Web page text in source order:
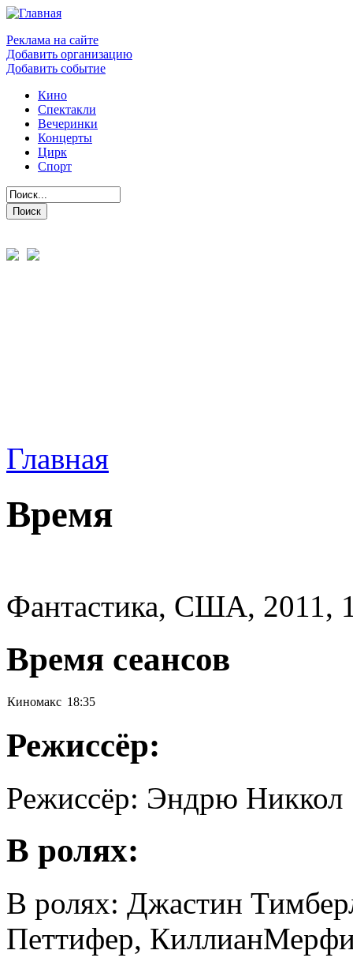
Реклама на сайте
Добавить организацию
Добавить событие
Кино
Спектакли
Вечеринки
Концерты
Цирк
Спорт
Главная
Время
Фантастика, США, 2011,
Время сеансов
Киномакс 18:35
Режиссёр:
Режиссёр: Эндрю Никкол
В ролях:
В ролях: Джастин
Петтифер,